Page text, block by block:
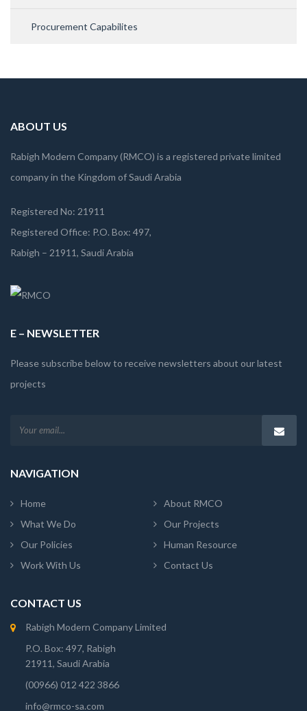
Procurement Capabilites
ABOUT US
Rabigh Modern Company (RMCO) is a registered private limited
company in the Kingdom of Saudi Arabia
Registered No: 21911
Registered Office: P.O. Box: 497,
Rabigh – 21911, Saudi Arabia
E – NEWSLETTER
Please subscribe below to receive newsletters about our latest
projects
NAVIGATION
Home
About RMCO
What We Do
Our Projects
Our Policies
Human Resource
Work With Us
Contact Us
CONTACT US
Rabigh Modern Company Limited
P.O. Box: 497, Rabigh
21911, Saudi Arabia
(00966) 012 422 3866
info@rmco-sa.com